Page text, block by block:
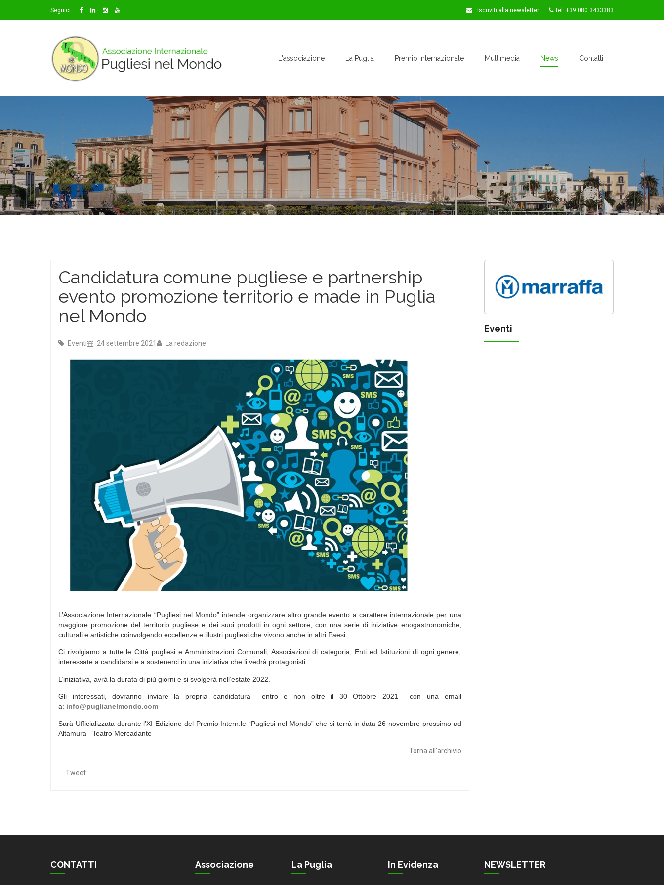
Seguici: Iscriviti alla newsletter Tel: +39 080 3433383
L'associazione La Puglia Premio Internazionale Multimedia News Contatti
Candidatura comune pugliese e partnership
evento promozione territorio e made in Puglia
nel Mondo
Eventi 24 settembre 2021 La redazione
L’Associazione Internazionale “Pugliesi nel Mondo” intende organizzare altro grande evento a carattere internazionale per una
maggiore promozione del territorio pugliese e dei suoi prodotti in ogni settore, con una serie di iniziative enogastronomiche,
culturali e artistiche coinvolgendo eccellenze e illustri pugliesi che vivono anche in altri Paesi.
Ci rivolgiamo a tutte le Città pugliesi e Amministrazioni Comunali, Associazioni di categoria, Enti ed Istituzioni di ogni genere,
interessate a candidarsi e a sostenerci in una iniziativa che li vedrà protagonisti.
L’iniziativa, avrà la durata di più giorni e si svolgerà nell’estate 2022.
Gli interessati, dovranno inviare la propria candidatura entro e non oltre il 30 Ottobre 2021 con una email
a: info@puglianelmondo.com
Sarà Ufficializzata durante l’XI Edizione del Premio Intern.le “Pugliesi nel Mondo” che si terrà in data 26 novembre prossimo ad
Altamura –Teatro Mercadante
Torna all'archivio
Tweet
Eventi
CONTATTI Associazione La Puglia In Evidenza NEWSLETTER